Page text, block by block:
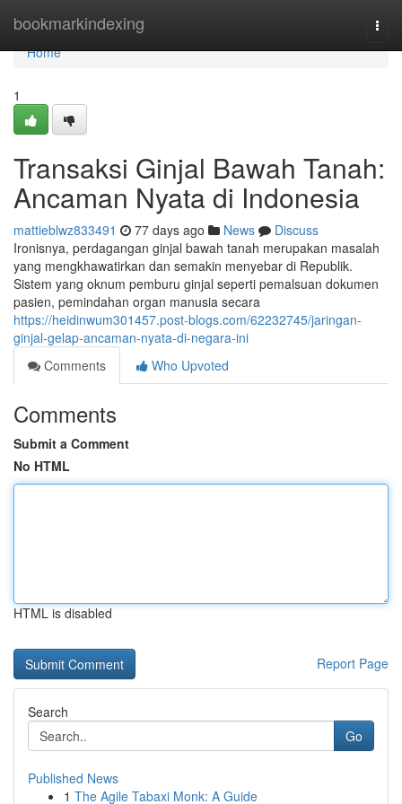
bookmarkindexing
Home
Home
1
Transaksi Ginjal Bawah Tanah:
Ancaman Nyata di Indonesia
mattieblwz833491 77 days ago News
Discuss
Ironisnya, perdagangan ginjal bawah tanah merupakan masalah
yang mengkhawatirkan dan semakin menyebar di Republik.
Sistem yang oknum pemburu ginjal seperti pemalsuan dokumen
pasien, pemindahan organ manusia secara
https://heidinwum301457.post-blogs.com/62232745/jaringan-
ginjal-gelap-ancaman-nyata-di-negara-ini
Comments
Who Upvoted
Comments
Submit a Comment
No HTML
HTML is disabled
Report Page
Search
Go
Published News
1 The Agile Tabaxi Monk: A Guide